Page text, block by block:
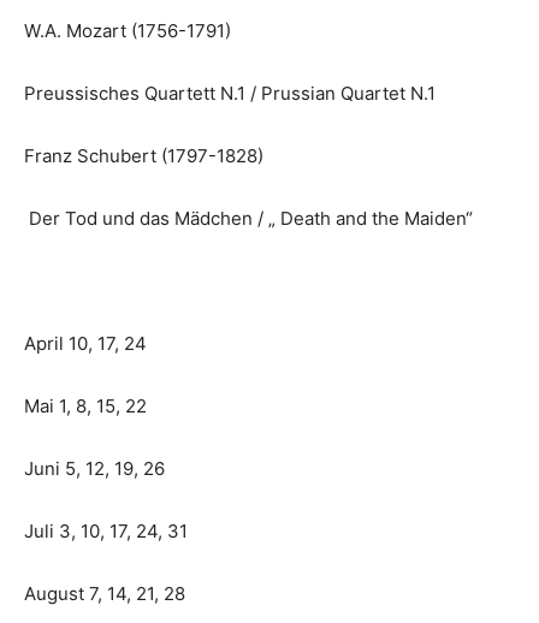
W.A. Mozart (1756-1791)
Preussisches Quartett N.1 / Prussian Quartet N.1
Franz Schubert (1797-1828)
Der Tod und das Mädchen / „ Death and the Maiden“
April 10, 17, 24
Mai 1, 8, 15, 22
Juni 5, 12, 19, 26
Juli 3, 10, 17, 24, 31
August 7, 14, 21, 28